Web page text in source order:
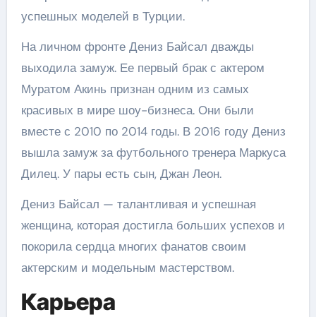
успешных моделей в Турции.
На личном фронте Дениз Байсал дважды
выходила замуж. Ее первый брак с актером
Муратом Акинь признан одним из самых
красивых в мире шоу-бизнеса. Они были
вместе с 2010 по 2014 годы. В 2016 году Дениз
вышла замуж за футбольного тренера Маркуса
Дилец. У пары есть сын, Джан Леон.
Дениз Байсал — талантливая и успешная
женщина, которая достигла больших успехов и
покорила сердца многих фанатов своим
актерским и модельным мастерством.
Карьера